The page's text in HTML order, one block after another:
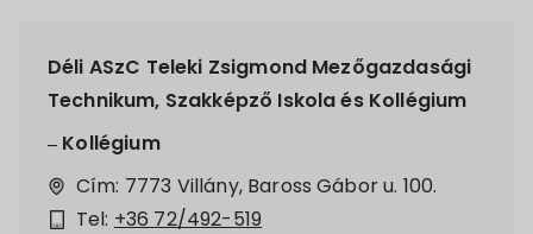
Déli ASzC Teleki Zsigmond Mezőgazdasági
Technikum, Szakképző Iskola és Kollégium
– Kollégium
Cím: 7773 Villány, Baross Gábor u. 100.
Tel: +36 72/492-519